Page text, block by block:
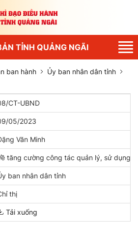
TỈNH QUẢNG NGÃI
ban hành
Ủy ban nhân dân tỉnh
CT-UBND
05/2023
Văn Minh
tăng cường công tác quản lý, sử dụng
ban nhân dân tỉnh
thị
Tải xuống